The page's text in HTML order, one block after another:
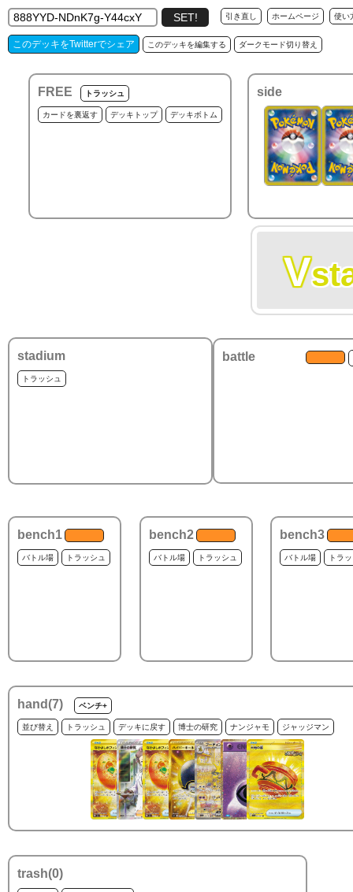
引き直し ホームページ 使い
このデッキをTwitterでシェア このデッキを編集する ダークモード切り替え
FREE トラッシュ
カードを裏返す デッキトップ デッキボトム
side
V
stadium
トラッシュ
battle
bench1
バトル場 トラッシュ
bench2
バトル場 トラッシュ
bench3
バトル場 トラ
hand(7) ベンチ+
並び替え トラッシュ デッキに戻す 博士の研究 ナンジャモ ジャッジマン
trash(0)